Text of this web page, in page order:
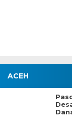
ACEH